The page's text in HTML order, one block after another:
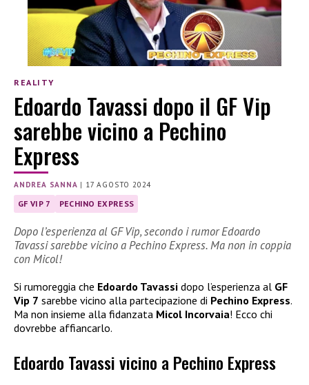
REALITY
Edoardo Tavassi dopo il GF Vip
sarebbe vicino a Pechino
Express
ANDREA SANNA | 17 AGOSTO 2024
GF VIP 7 PECHINO EXPRESS
Dopo l’esperienza al GF Vip, secondo i rumor Edoardo
Tavassi sarebbe vicino a Pechino Express. Ma non in coppia
con Micol!
Si rumoreggia che Edoardo Tavassi dopo l’esperienza al GF
Vip 7 sarebbe vicino alla partecipazione di Pechino Express.
Ma non insieme alla fidanzata Micol Incorvaia! Ecco chi
dovrebbe affiancarlo.
Edoardo Tavassi vicino a Pechino Express